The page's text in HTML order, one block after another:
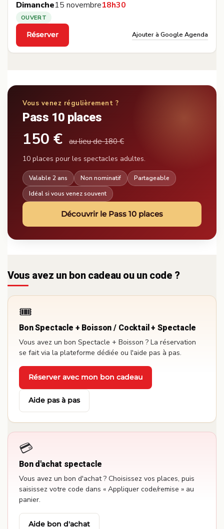
Dimanche15 novembre18h30
OUVERT
Réserver
·
Ajouter à Google Agenda
Vous venez régulièrement ?
Pass 10 places
150 € au lieu de 180 €
10 places pour les spectacles adultes.
Valable 2 ans Non nominatif
Partageable
Idéal si vous venez souvent
Découvrir le Pass 10 places
Vous avez un bon cadeau ou un code ?
🎟️
Bon Spectacle + Boisson / Cocktail + Spectacle
Vous avez un bon Spectacle + Boisson ? La réservation
se fait via la plateforme dédiée ou l'aide pas à pas.
Réserver avec mon bon cadeau
· Aide pas à pas
💳
Bon d'achat spectacle
Vous avez un bon d'achat ? Choisissez vos places, puis
saisissez votre code dans « Appliquer code/remise » au
panier.
Aide bon d'achat